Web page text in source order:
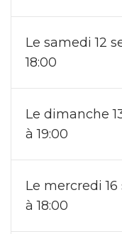
Le samedi 12
18:00
Le dimanche
à 19:00
Le mercredi
à 18:00